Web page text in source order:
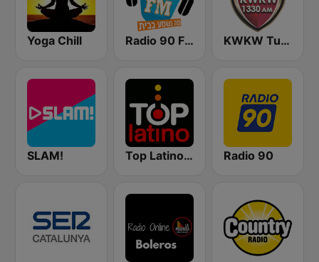
Yoga Chill Radio 90 FM KWKW Tu Liga Radio 1330 AM
SLAM! Top Latino Radio Radio 90